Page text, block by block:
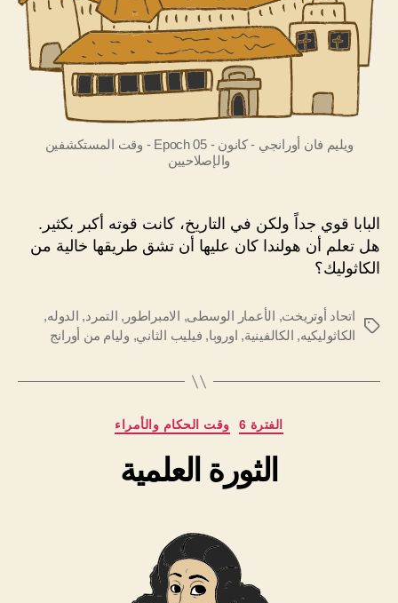
ويليم فان أورانجي - كانون - Epoch 05 - وقت المستكشفين
والإصلاحيين
البابا قوي جداً ولكن في التاريخ، كانت قوته أكبر بكثير.
هل تعلم أن هولندا كان عليها أن تشق طريقها خالية من
الكاثوليك؟
الوسوم
اتحاد أوتريخت, الأعمار الوسطى, الامبراطور , التمرد, الدوله,
الكاثوليكيه, الكالفينية, اوروبا, فيليب الثاني, وليام من أورانج
التصنيفات الفترة 6 وقت الحكام والأمراء
الثورة العلمية